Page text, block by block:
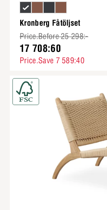
Kronberg Fåtöljset
Price.Before 25 298:-
17 708:60
Price.Save 7 589:40